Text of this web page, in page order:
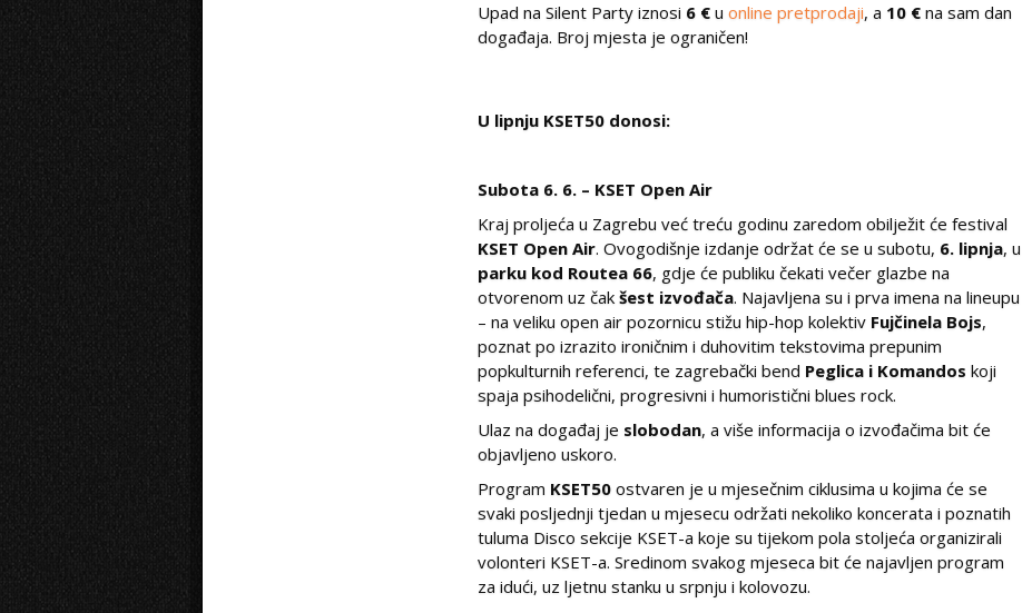
Upad na Silent Party iznosi 6 € u online pretprodaji, a 10 € na sam dan
događaja. Broj mjesta je ograničen!
U lipnju KSET50 donosi:
Subota 6. 6. – KSET Open Air
Kraj proljeća u Zagrebu već treću godinu zaredom obilježit će festival
KSET Open Air. Ovogodišnje izdanje održat će se u subotu, 6. lipnja, u
parku kod Routea 66, gdje će publiku čekati večer glazbe na
otvorenom uz čak šest izvođača. Najavljena su i prva imena na lineupu
– na veliku open air pozornicu stižu hip-hop kolektiv Fujčinela Bojs,
poznat po izrazito ironičnim i duhovitim tekstovima prepunim
popkulturnih referenci, te zagrebački bend Peglica i Komandos koji
spaja psihodelični, progresivni i humoristični blues rock.
Ulaz na događaj je slobodan, a više informacija o izvođačima bit će
objavljeno uskoro.
Program KSET50 ostvaren je u mjesečnim ciklusima u kojima će se
svaki posljednji tjedan u mjesecu održati nekoliko koncerata i poznatih
tuluma Disco sekcije KSET-a koje su tijekom pola stoljeća organizirali
volonteri KSET-a. Sredinom svakog mjeseca bit će najavljen program
za idući, uz ljetnu stanku u srpnju i kolovozu.